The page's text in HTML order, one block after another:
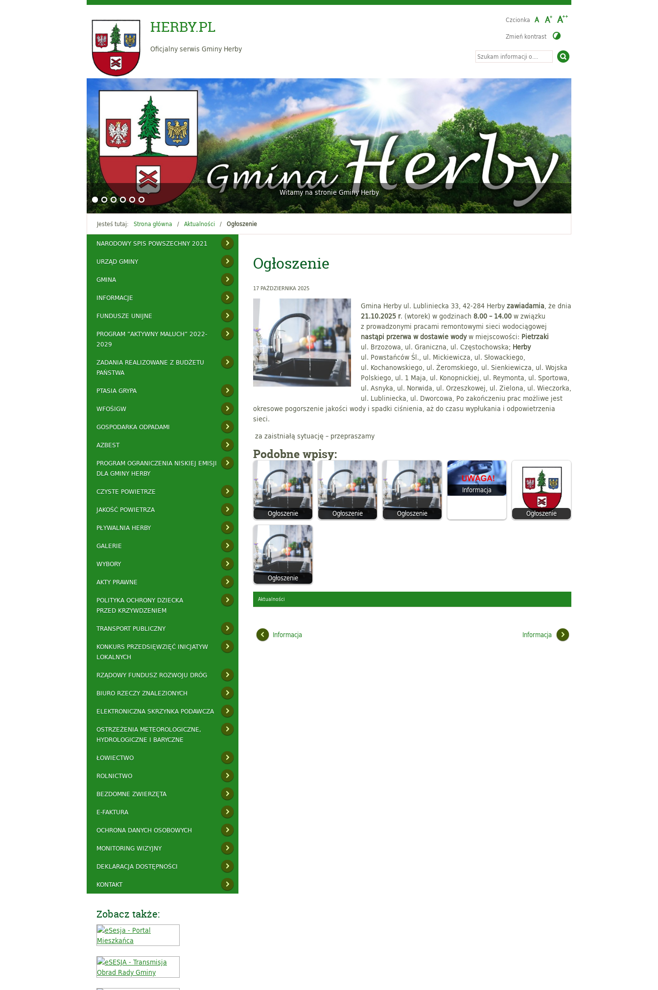
Czcionka
Zmień kontrast
HERBY.PL
Oficjalny serwis Gminy Herby
Witamy na stronie Gminy Herby
Jesteś tutaj: Strona główna Aktualności Ogłoszenie
NARODOWY SPIS POWSZECHNY 2021
URZĄD GMINY
GMINA
INFORMACJE
FUNDUSZE UNIJNE
PROGRAM ”AKTYWNY MALUCH” 2022-
2029
ZADANIA REALIZOWANE Z BUDŻETU
PAŃSTWA
PTASIA GRYPA
WFOŚIGW
GOSPODARKA ODPADAMI
AZBEST
PROGRAM OGRANICZENIA NISKIEJ EMISJI
DLA GMINY HERBY
CZYSTE POWIETRZE
JAKOŚĆ POWIETRZA
PŁYWALNIA HERBY
GALERIE
WYBORY
AKTY PRAWNE
POLITYKA OCHRONY DZIECKA
PRZED KRZYWDZENIEM
TRANSPORT PUBLICZNY
KONKURS PRZEDSIĘWZIĘĆ INICJATYW
LOKALNYCH
RZĄDOWY FUNDUSZ ROZWOJU DRÓG
BIURO RZECZY ZNALEZIONYCH
ELEKTRONICZNA SKRZYNKA PODAWCZA
OSTRZEŻENIA METEOROLOGICZNE,
HYDROLOGICZNE I BARYCZNE
ŁOWIECTWO
ROLNICTWO
BEZDOMNE ZWIERZĘTA
E-FAKTURA
OCHRONA DANYCH OSOBOWYCH
MONITORING WIZYJNY
DEKLARACJA DOSTĘPNOŚCI
KONTAKT
Zobacz także:
Ogłoszenie
17 PAŹDZIERNIKA 2025
Gmina Herby ul. Lubliniecka 33, 42-284 Herbyzawiadamia, że dnia
21.10.2025 r. (wtorek) w godzinach 8.00 – 14.00w związku
z prowadzonymi pracami remontowymi sieci wodociągowej
nastąpi przerwa w dostawie wodyw miejscowości: Pietrzaki
ul. Brzozowa, ul. Graniczna, ul. Częstochowska; Herby
ul. Powstańców Śl., ul. Mickiewicza, ul. Słowackiego,
ul. Kochanowskiego, ul. Żeromskiego, ul. Sienkiewicza, ul. Wojska
Polskiego, ul. 1 Maja, ul. Konopnickiej, ul. Reymonta, ul. Sportowa,
ul. Asnyka, ul. Norwida, ul. Orzeszkowej, ul. Zielona, ul. Wieczorka,
ul. Lubliniecka, ul. Dworcowa, Po zakończeniu prac możliwe jest
okresowe pogorszenie jakości wody i spadki ciśnienia, aż do czasu wypłukania i odpowietrzenia
sieci.
za zaistniałą sytuację – przepraszamy
Podobne wpisy:
Ogłoszenie Ogłoszenie Ogłoszenie
Informacja
Ogłoszenie
Ogłoszenie
Aktualności
Informacja Informacja